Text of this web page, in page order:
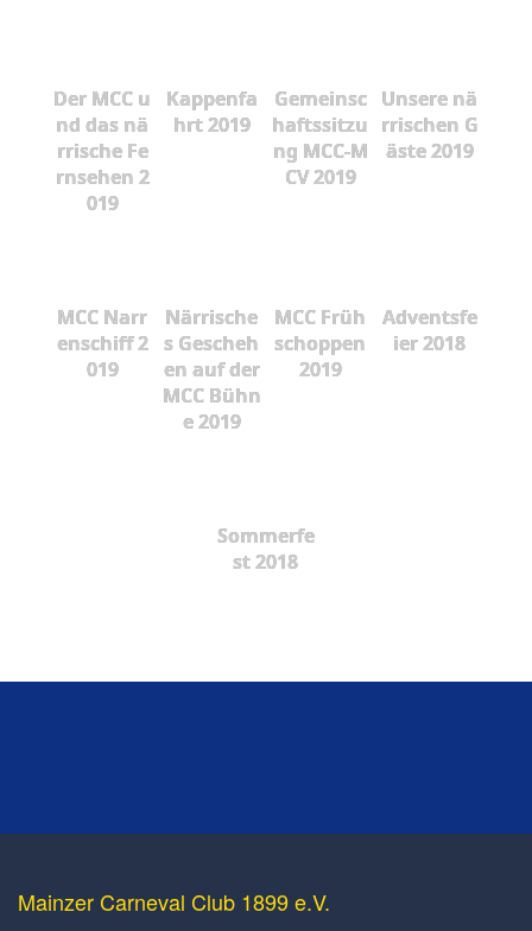
Der MCC u
nd das nä
rrische Fe
rnsehen 2
019
Kappenfa
hrt 2019
Gemeinsc
haftssitzu
ng MCC-M
CV 2019
Unsere nä
rrischen G
äste 2019
MCC Narr
enschiff 2
019
Närrische
s Gescheh
en auf der
MCC Bühn
e 2019
MCC Früh
schoppen
2019
Adventsfe
ier 2018
Sommerfe
st 2018
Mainzer Carneval Club 1899 e.V.